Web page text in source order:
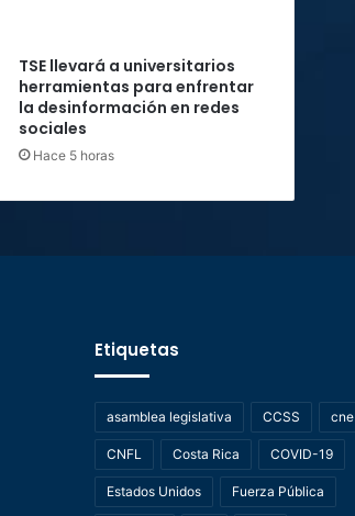
TSE llevará a universitarios
herramientas para enfrentar
la desinformación en redes
sociales
Hace 5 horas
Etiquetas
asamblea legislativa CCSS cne
CNFL Costa Rica COVID-19
Estados Unidos Fuerza Pública